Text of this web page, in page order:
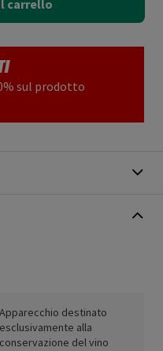
carrello
sul prodotto
Apparecchio destinato
esclusivamente alla
conservazione del vino